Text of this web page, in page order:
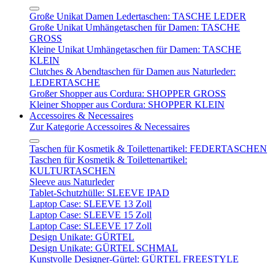
Große Unikat Damen Ledertaschen: TASCHE LEDER
Große Unikat Umhängetaschen für Damen: TASCHE
GROSS
Kleine Unikat Umhängetaschen für Damen: TASCHE
KLEIN
Clutches & Abendtaschen für Damen aus Naturleder:
LEDERTASCHE
Großer Shopper aus Cordura: SHOPPER GROSS
Kleiner Shopper aus Cordura: SHOPPER KLEIN
Accessoires & Necessaires
Zur Kategorie Accessoires & Necessaires
Taschen für Kosmetik & Toilettenartikel: FEDERTASCHEN
Taschen für Kosmetik & Toilettenartikel:
KULTURTASCHEN
Sleeve aus Naturleder
Tablet-Schutzhülle: SLEEVE IPAD
Laptop Case: SLEEVE 13 Zoll
Laptop Case: SLEEVE 15 Zoll
Laptop Case: SLEEVE 17 Zoll
Design Unikate: GÜRTEL
Design Unikate: GÜRTEL SCHMAL
Kunstvolle Designer-Gürtel: GÜRTEL FREESTYLE